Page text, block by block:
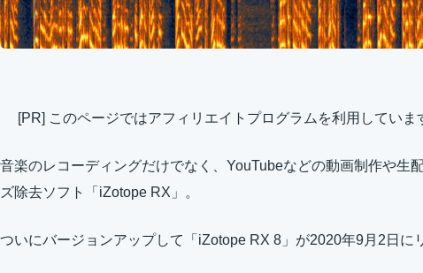
[PR] このページではアフィリエイトプログラムを利用していま
音楽のレコーディングだけでなく、YouTubeなどの動画制作や生
ズ除去ソフト「iZotope RX」。
ついにバージョンアップして「iZotope RX 8」が2020年9月2日に